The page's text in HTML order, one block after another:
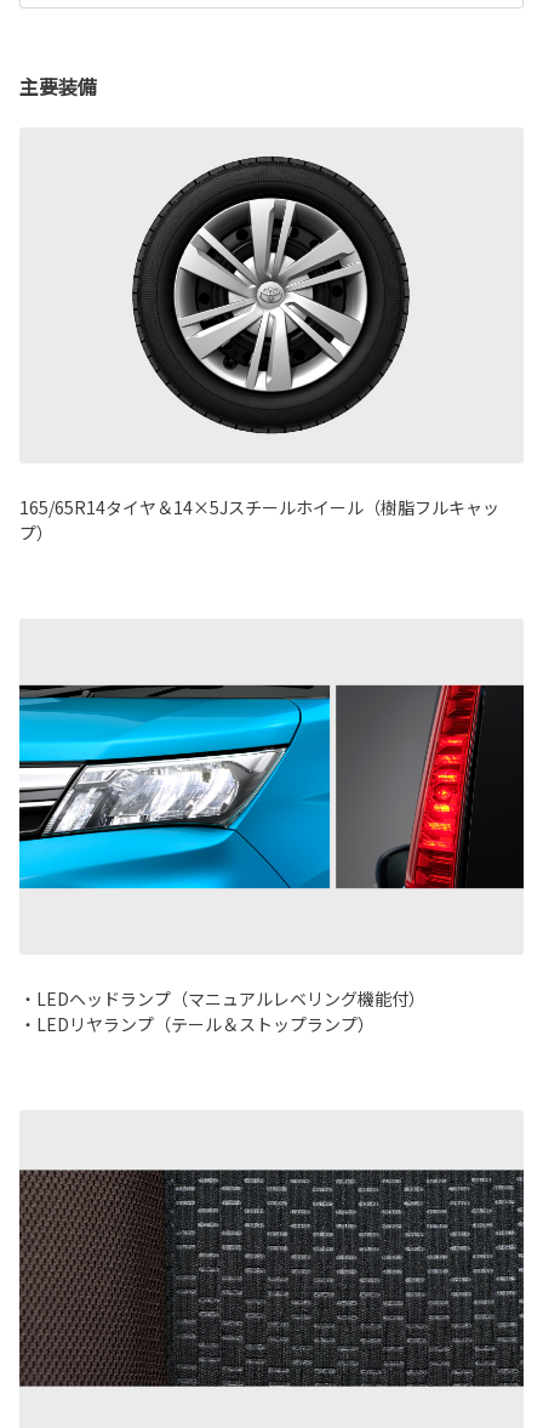
主要装備
165/65R14タイヤ＆14×5Jスチールホイール（樹脂フルキャッ
プ）
・LEDヘッドランプ（マニュアルレベリング機能付）
・LEDリヤランプ（テール＆ストップランプ）